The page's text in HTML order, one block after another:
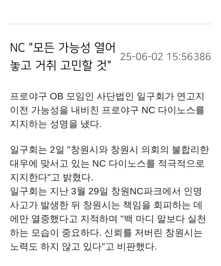
NC "모든 가능성 열어
놓고 거취 고민할 것"
25-06-02 15:56386
프로야구 OB 모임인 사단법인 일구회가 연고지
이전 가능성을 내비친 프로야구 NC 다이노스를
지지하는 성명을 냈다.
일구회는 2일 "창원시와 창원시 의회의 불합리한
대우에 맞서고 있는 NC 다이노스를 적극적으로
지지한다"고 밝혔다.
일구회는 지난 3월 29일 창원NC파크에서 인명
사고가 발생한 뒤 창원시는 책임을 회피하는 데
에만 열중했다고 지적하며 "백 마디 말보다 실천
하는 모습이 중요하다. 신뢰를 저버린 창원시는
노력도 하지 않고 있다"고 비판했다.